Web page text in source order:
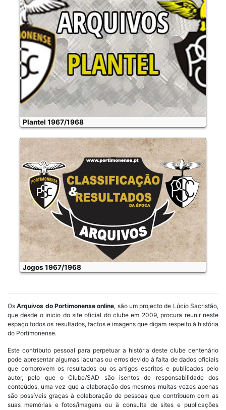
Plantel 1967/1968
Jogos 1967/1968
OsArquivos do Portimonense online, são um projecto de Lúcio Sacristão,
que desde o inicio do site oficial do clube em 2009, procura reunir neste
espaço todos os resultados, factos e imagens que digam respeito à história
do Portimonense.
Este contributo pessoal para perpetuar a história deste clube centenário
pode apresentar algumas lacunas ou erros devido à falta de dados oficiais
que comprovem os resultados ou os artigos escritos e publicados pelo
autor, pelo que o Clube/SAD são isentos de responsabilidade dos
conteúdos, uma vez que a elaboração dos mesmos muitas vezes apenas
são possíveis graças à colaboração de pessoas que contribuem com as
suas memórias e fotos/imagens ou à consulta de sites e publicações